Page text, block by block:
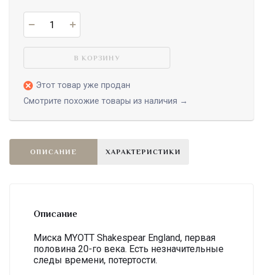
В КОРЗИНУ
Этот товар уже продан
Смотрите похожие товары из наличия →
ОПИСАНИЕ ХАРАКТЕРИСТИКИ
Описание
Миска MYOTT Shakespear England, первая
половина 20-го века. Есть незначительные
следы времени, потертости.